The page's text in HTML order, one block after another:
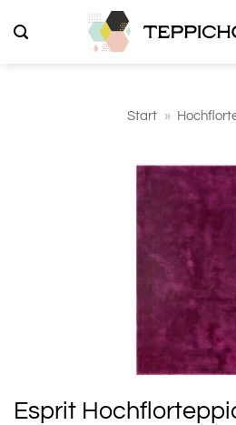
Inhalt
Start »
Esprit